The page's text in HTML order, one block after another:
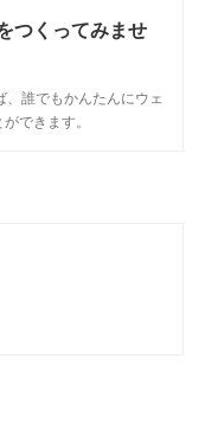
つくってみませ
誰でもかんたんにウェ
できます。